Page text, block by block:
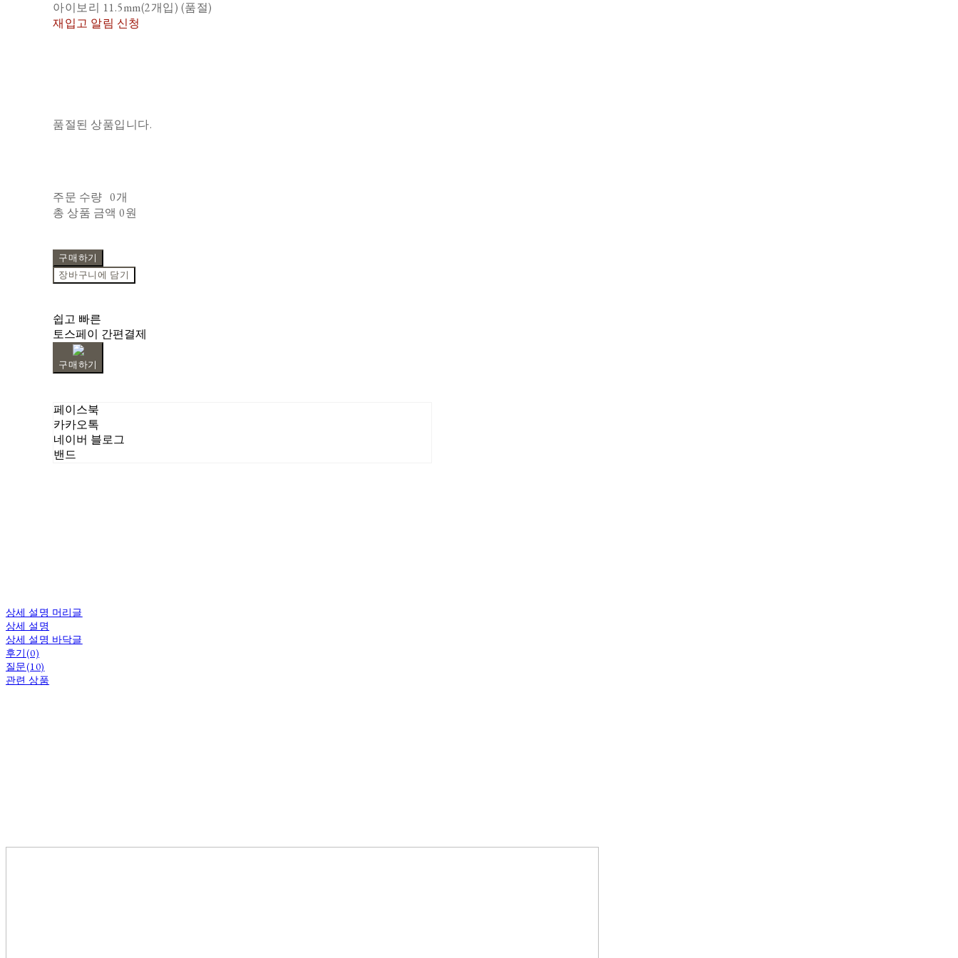
아이보리 11.5mm(2개입) (품절)
재입고 알림 신청
품절된 상품입니다.
주문 수량 0개
총 상품 금액 0원
구매하기
장바구니에 담기
쉽고 빠른
토스페이 간편결제
구매하기
페이스북
카카오톡
네이버 블로그
밴드
상세 설명 머리글
상세 설명
상세 설명 바닥글
후기(0)
질문(10)
관련 상품